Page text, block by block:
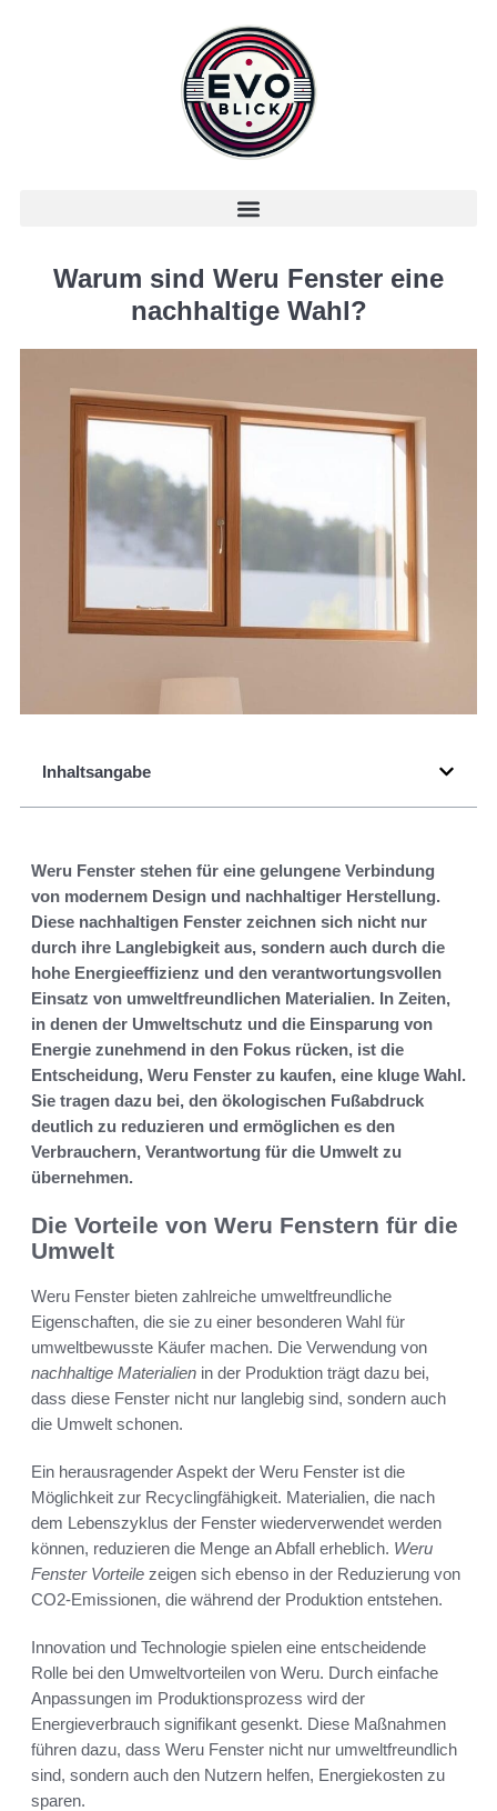
Warum sind Weru Fenster eine
nachhaltige Wahl?
Inhaltsangabe
Weru Fenster stehen für eine gelungene Verbindung
von modernem Design und nachhaltiger Herstellung.
Diese nachhaltigen Fenster zeichnen sich nicht nur
durch ihre Langlebigkeit aus, sondern auch durch die
hohe Energieeffizienz und den verantwortungsvollen
Einsatz von umweltfreundlichen Materialien. In Zeiten,
in denen der Umweltschutz und die Einsparung von
Energie zunehmend in den Fokus rücken, ist die
Entscheidung, Weru Fenster zu kaufen, eine kluge Wahl.
Sie tragen dazu bei, den ökologischen Fußabdruck
deutlich zu reduzieren und ermöglichen es den
Verbrauchern, Verantwortung für die Umwelt zu
übernehmen.
Die Vorteile von Weru Fenstern für die
Umwelt
Weru Fenster bieten zahlreiche umweltfreundliche
Eigenschaften, die sie zu einer besonderen Wahl für
umweltbewusste Käufer machen. Die Verwendung von
nachhaltige Materialien in der Produktion trägt dazu bei,
dass diese Fenster nicht nur langlebig sind, sondern auch
die Umwelt schonen.
Ein herausragender Aspekt der Weru Fenster ist die
Möglichkeit zur Recyclingfähigkeit. Materialien, die nach
dem Lebenszyklus der Fenster wiederverwendet werden
können, reduzieren die Menge an Abfall erheblich. Weru
Fenster Vorteile zeigen sich ebenso in der Reduzierung von
CO2-Emissionen, die während der Produktion entstehen.
Innovation und Technologie spielen eine entscheidende
Rolle bei den Umweltvorteilen von Weru. Durch einfache
Anpassungen im Produktionsprozess wird der
Energieverbrauch signifikant gesenkt. Diese Maßnahmen
führen dazu, dass Weru Fenster nicht nur umweltfreundlich
sind, sondern auch den Nutzern helfen, Energiekosten zu
sparen.